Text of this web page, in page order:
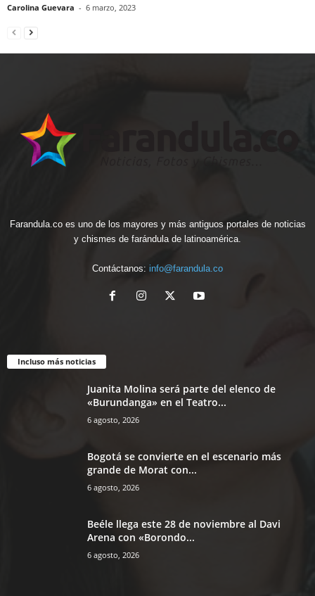
Carolina Guevara - 6 marzo, 2023
Farandula.co es uno de los mayores y más antiguos portales de noticias
y chismes de farándula de latinoamérica.
Contáctanos: info@farandula.co
Incluso más noticias
Juanita Molina será parte del elenco de
«Burundanga» en el Teatro...
6 agosto, 2026
Bogotá se convierte en el escenario más
grande de Morat con...
6 agosto, 2026
Beéle llega este 28 de noviembre al Davi
Arena con «Borondo...
6 agosto, 2026